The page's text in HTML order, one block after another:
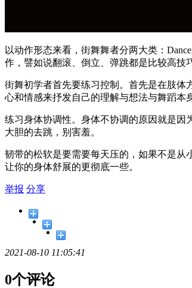
以动作形态来看，街舞舞者分两大类：
作，譬如说翻滚、倒立、弹跳都是比较高技
街舞初学者首先要练习控制。首先是在肢体
心和情感来抒发自己的理解与想法与舞蹈本
练习身体协调性。身体不协调的原因就是因
大胆的去跳，别害羞。
韧带的松软是要需要每天压的，如果不是从
让你的身体舒展的更彻底一些。
举报 分享
2021-08-10 11:05:41
0个评论